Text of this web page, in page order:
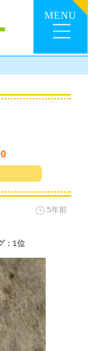
5年前
：1位